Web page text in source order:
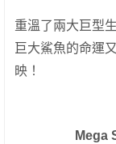
重溫了兩大巨型
巨大鯊魚的命運
映！
Mega